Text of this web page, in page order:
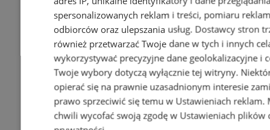
spersonalizowanych reklam i treści, pomiaru
odbiorców oraz ulepszania usług. Dostawcy stron
również przetwarzać Twoje dane w tych i innych
wykorzystywać precyzyjne dane geolokalizacyjne i
Twoje wybory dotyczą wyłącznie tej witryny.
opierać się na prawnie uzasadnionym interesie
prawo sprzeciwić się temu w Ustawieniach reklam.
chwili wycofać swoją zgodę w Ustawieniach plików